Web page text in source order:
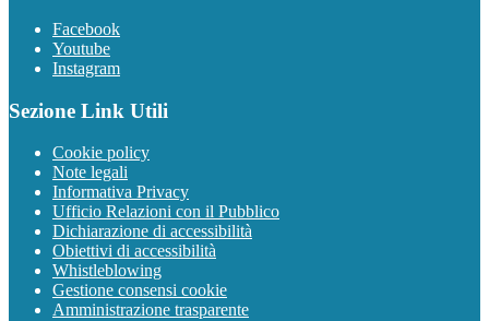
Facebook
Youtube
Instagram
Sezione Link Utili
Cookie policy
Note legali
Informativa Privacy
Ufficio Relazioni con il Pubblico
Dichiarazione di accessibilità
Obiettivi di accessibilità
Whistleblowing
Gestione consensi cookie
Amministrazione trasparente